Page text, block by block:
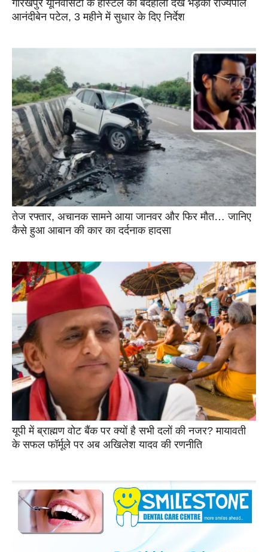
गोरखपुर यूनिवर्सिटी के हॉस्टल की बदहाली देख भड़कीं राज्यपाल
आनंदीबेन पटेल, 3 महीने में सुधार के दिए निर्देश
तेज रफ्तार, अचानक सामने आया जानवर और फिर मौत… जानिए
कैसे हुआ आबान की कार का दर्दनाक हादसा
यूपी में ब्राह्मण वोट बैंक पर क्यों है सभी दलों की नजर? मायावती
के सफल फॉर्मूले पर अब अखिलेश यादव की रणनीति